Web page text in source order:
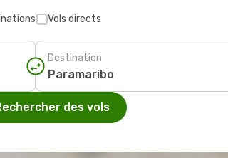
Vols directs
Destination
des vols